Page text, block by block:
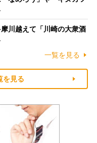
川越えて「川崎の大衆酒
一覧を見る
を見る